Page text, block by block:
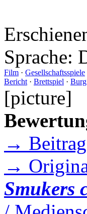
Sprache:
Film · Gesellschaftsspiele
Bericht · Brettspiel · Burg
[picture]
→
→
Smukers